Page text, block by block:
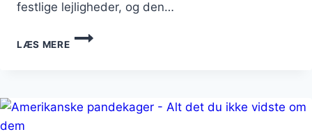
festlige lejligheder, og den…
LÆS MERE
PANDEKAGER
MED